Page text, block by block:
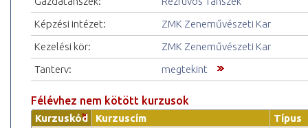
Képzési intézet:
ZMK Zeneművészeti Kar
Kezelési kör:
ZMK Zeneművészeti Kar
Tanterv:
megtekint
Félévhez nem kötött kurzusok
Kurzuskód Kurzuscím
Típus